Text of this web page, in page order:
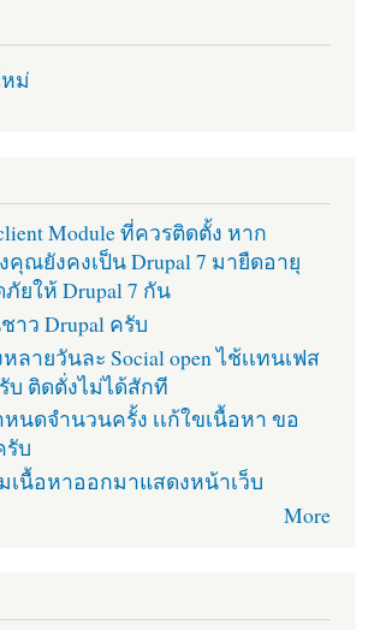
ม่
Module ที่ควรติดตั้ง หาก
คุณยังคงเป็น Drupal 7 มายืดอายุ
ยให้ Drupal 7 กัน
าว Drupal ครับ
ายวันละ Social open ไช้เเทนเฟส
บ ติดตั่งไม่ได้สักที
นดจำนวนครั้ง เเก้ใขเนื้อหา ขอ
รับ
เนื้อหาออกมาแสดงหน้าเว็บ
More